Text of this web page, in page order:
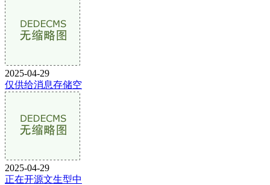
2025-04-29
仅供给消息存储空
2025-04-29
正在开源文生型中